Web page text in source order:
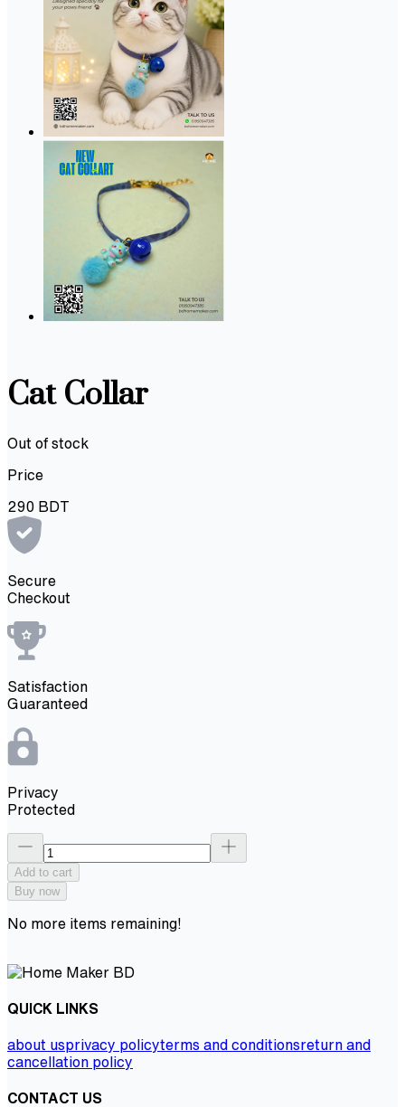
Cat Collar
Out of stock
Price
290 BDT
Secure
Checkout
Satisfaction
Guaranteed
Privacy
Protected
Add to cart
Buy now
No more items remaining!
QUICK LINKS
about usprivacy policyterms and conditionsreturn and
cancellation policy
CONTACT US